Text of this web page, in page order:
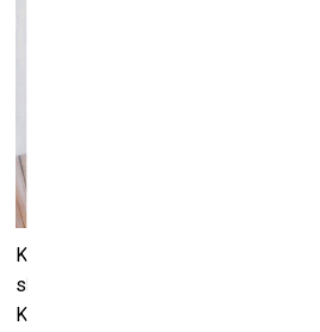
Kultūras centra Grata JJ galerija
skatlogos filiālē (Ausekļa ielā 5)
Kristīnes Rubenes personālizstāde